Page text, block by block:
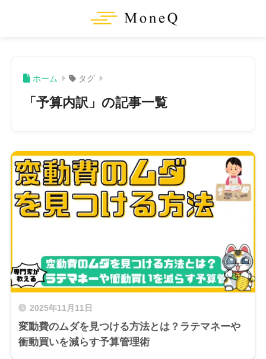
ホーム タグ
「予算内訳」の記事一覧
2025年11月11日
変動費のムダを見つける方法とは？ラテマネーや
衝動買いを減らす予算管理術